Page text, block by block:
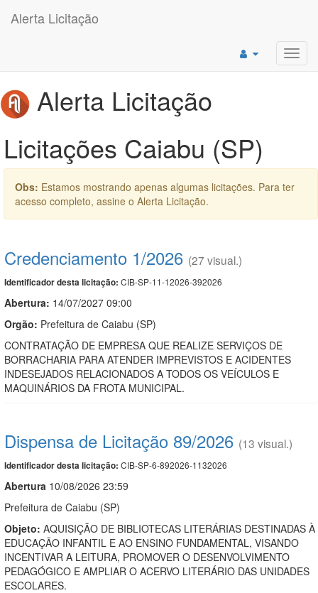
Alerta Licitação
Alerta Licitação
Licitações Caiabu (SP)
Obs: Estamos mostrando apenas algumas licitações. Para ter
acesso completo, assine o Alerta Licitação.
Credenciamento 1/2026 (27 visual.)
Identificador desta licitação: CIB-SP-11-12026-392026
Abertura: 14/07/2027 09:00
Orgão: Prefeitura de Caiabu (SP)
CONTRATAÇÃO DE EMPRESA QUE REALIZE SERVIÇOS DE
BORRACHARIA PARA ATENDER IMPREVISTOS E ACIDENTES
INDESEJADOS RELACIONADOS A TODOS OS VEÍCULOS E
MAQUINÁRIOS DA FROTA MUNICIPAL.
Dispensa de Licitação 89/2026 (13 visual.)
Identificador desta licitação: CIB-SP-6-892026-1132026
Abertura 10/08/2026 23:59
Prefeitura de Caiabu (SP)
Objeto: AQUISIÇÃO DE BIBLIOTECAS LITERÁRIAS DESTINADAS À
EDUCAÇÃO INFANTIL E AO ENSINO FUNDAMENTAL, VISANDO
INCENTIVAR A LEITURA, PROMOVER O DESENVOLVIMENTO
PEDAGÓGICO E AMPLIAR O ACERVO LITERÁRIO DAS UNIDADES
ESCOLARES.